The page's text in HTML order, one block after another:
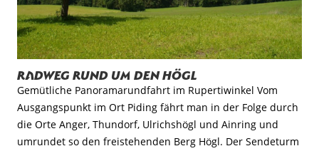
Radweg rund um den Högl
Gemütliche Panoramarundfahrt im Rupertiwinkel Vom
Ausgangspunkt im Ort Piding fährt man in der Folge durch
die Orte Anger, Thundorf, Ulrichshögl und Ainring und
umrundet so den freistehenden Berg Högl. Der Sendeturm